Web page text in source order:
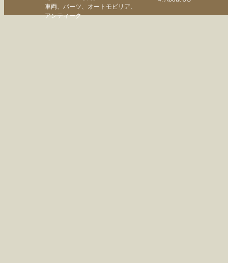
車両、パーツ、オートモビリア、
アンティーク